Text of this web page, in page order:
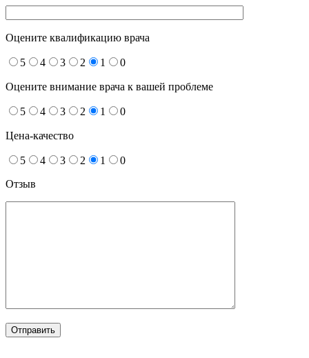
Оцените квалификацию врача
5 4 3 2 1 0
Оцените внимание врача к вашей проблеме
5 4 3 2 1 0
Цена-качество
5 4 3 2 1
0
Отзыв